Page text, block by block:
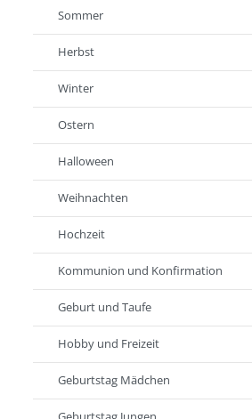
Sommer
Herbst
Winter
Ostern
Halloween
Weihnachten
Hochzeit
Kommunion und Konfirmation
Geburt und Taufe
Hobby und Freizeit
Geburtstag Mädchen